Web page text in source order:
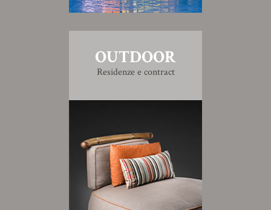
OUTDOOR
Residenze e contract